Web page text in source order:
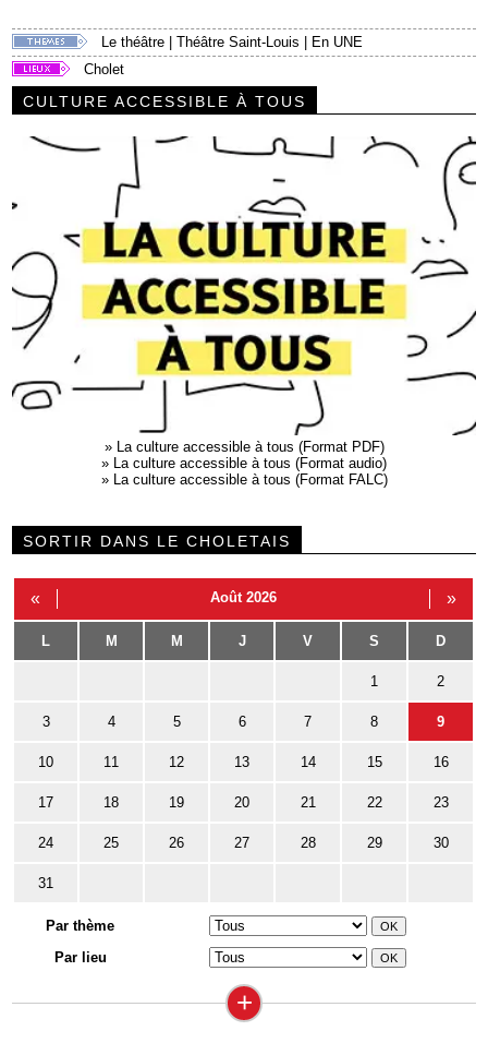
Le théâtre |Théâtre Saint-Louis | En UNE
Cholet
CULTURE ACCESSIBLE À TOUS
» La culture accessible à tous (Format PDF)
» La culture accessible à tous (Format audio)
» La culture accessible à tous (Format FALC)
SORTIR DANS LE CHOLETAIS
« Août 2026 »
L M M J V S D
1 2
3 4 5 6 7 8 9
10 11 12 13 14 15 16
17 18 19 20 21 22 23
24 25 26 27 28 29 30
31
Par thème
Par lieu
+